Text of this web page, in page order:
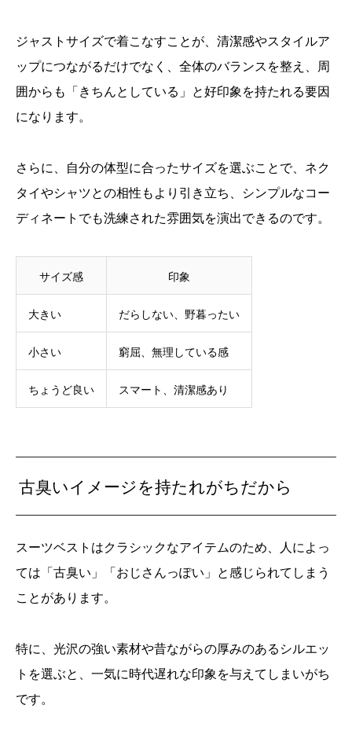
ジャストサイズで着こなすことが、清潔感やスタイルア
ップにつながるだけでなく、全体のバランスを整え、周
囲からも「きちんとしている」と好印象を持たれる要因
になります。
さらに、自分の体型に合ったサイズを選ぶことで、ネク
タイやシャツとの相性もより引き立ち、シンプルなコー
ディネートでも洗練された雰囲気を演出できるのです。
サイズ感 印象
大きい だらしない、野暮ったい
小さい 窮屈、無理している感
ちょうど良い スマート、清潔感あり
古臭いイメージを持たれがちだから
スーツベストはクラシックなアイテムのため、人によっ
ては「古臭い」「おじさんっぽい」と感じられてしまう
ことがあります。
特に、光沢の強い素材や昔ながらの厚みのあるシルエッ
トを選ぶと、一気に時代遅れな印象を与えてしまいがち
です。